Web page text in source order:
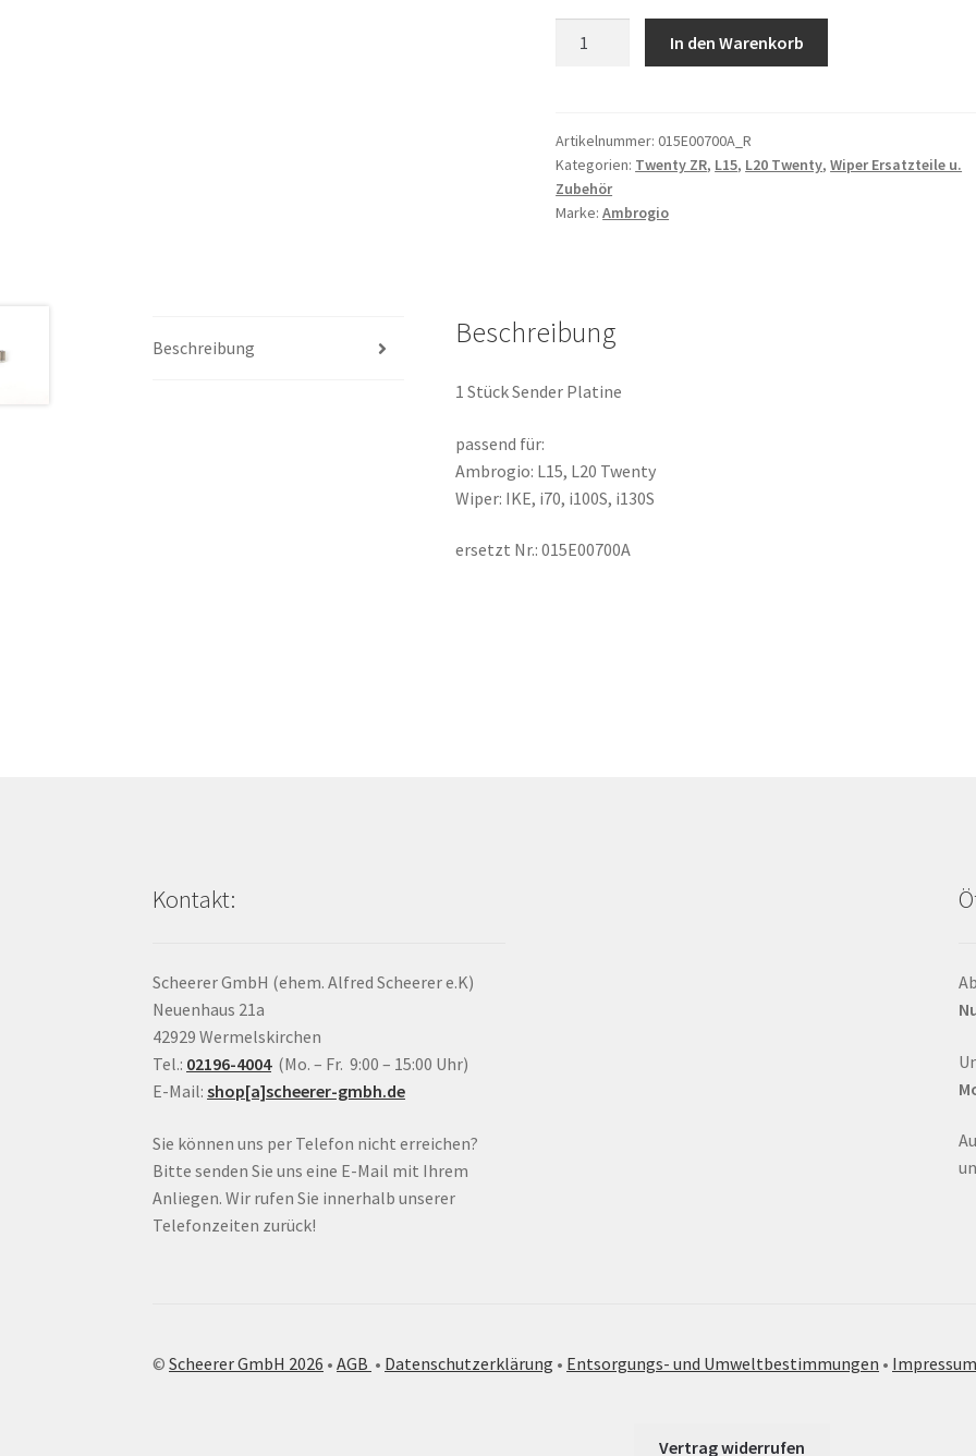
L20
Twenty
015E00700A_R
Menge
In den Warenkorb
Artikelnummer:015E00700A_R
Kategorien: Twenty ZR, L15, L20 Twenty,Wiper Ersatzteile u.
Zubehör
Marke:Ambrogio
Beschreibung Beschreibung
1 Stück Sender Platine
passend für:
Ambrogio: L15, L20 Twenty
Wiper: IKE, i70, i100S, i130S
ersetzt Nr.: 015E00700A
Kontakt:
Scheerer GmbH (ehem. Alfred Scheerer e.K)
Neuenhaus 21a
42929 Wermelskirchen
Tel.: 02196-4004(Mo. – Fr. 9:00 – 15:00 Uhr)
E-Mail:shop[a]scheerer-gmbh.de
Sie können uns per Telefon nicht erreichen?
Bitte senden Sie uns eine E-Mail mit Ihrem
Anliegen. Wir rufen Sie innerhalb unserer
Telefonzeiten zurück!
©Scheerer GmbH 2026 •AGB • Datenschutzerklärung • Entsorgungs- und Umweltbestimmungen • Impressum
Vertrag widerrufen